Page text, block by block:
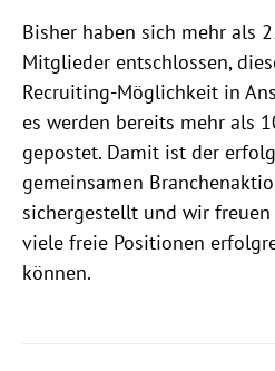
Bisher haben sich mehr als
Mitglieder entschlossen,
Recruiting-Möglichkeit in
es werden bereits mehr als
gepostet. Damit ist der
gemeinsamen
sichergestellt und wir
viele freie Positionen
können.